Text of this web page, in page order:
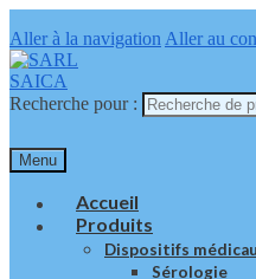
Aller à la navigation Aller au
Recherche pour :
Menu
Accueil
Produits
Dispositifs
Sérologie